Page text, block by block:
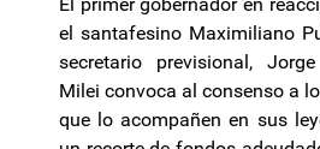
el santafesino Maximiliano
secretario previsional,
Milei convoca al consenso a
que lo acompañen en sus